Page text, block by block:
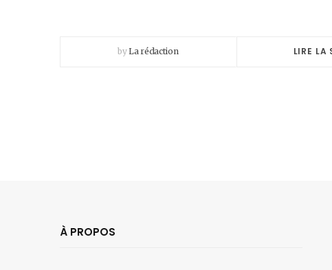
byLa rédaction LIRE LA
À PROPOS